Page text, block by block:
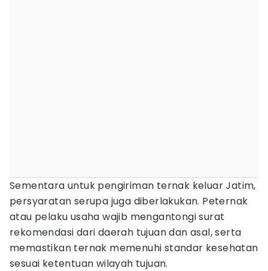
Sementara untuk pengiriman ternak keluar Jatim,
persyaratan serupa juga diberlakukan. Peternak
atau pelaku usaha wajib mengantongi surat
rekomendasi dari daerah tujuan dan asal, serta
memastikan ternak memenuhi standar kesehatan
sesuai ketentuan wilayah tujuan.